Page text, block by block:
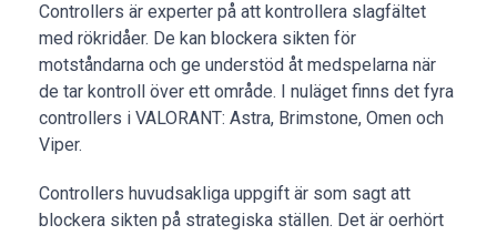
Controllers är experter på att kontrollera slagfältet
med rökridåer. De kan blockera sikten för
motståndarna och ge understöd åt medspelarna när
de tar kontroll över ett område. I nuläget finns det fyra
controllers i VALORANT: Astra, Brimstone, Omen och
Viper.
Controllers huvudsakliga uppgift är som sagt att
blockera sikten på strategiska ställen. Det är oerhört